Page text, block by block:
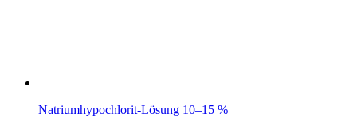
Natriumhypochlorit-Lösung 10–15 %